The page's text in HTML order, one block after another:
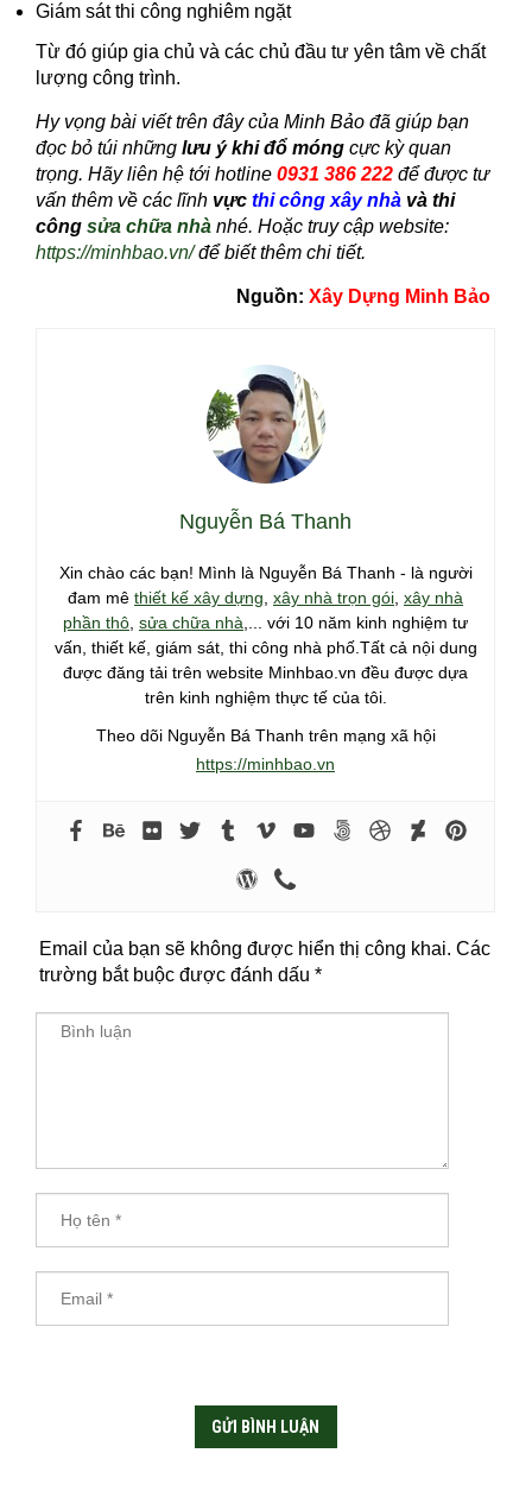
Giám sát thi công nghiêm ngặt
Từ đó giúp gia chủ và các chủ đầu tư yên tâm về chất
lượng công trình.
Hy vọng bài viết trên đây của Minh Bảo đã giúp bạn
đọc bỏ túi những lưu ý khi đổ móng cực kỳ quan
trọng. Hãy liên hệ tới hotline 0931 386 222 để được tư
vấn thêm về các lĩnh vực thi công xây nhà và thi
công sửa chữa nhà nhé. Hoặc truy cập website:
https://minhbao.vn/để biết thêm chi tiết.
Nguồn: Xây Dựng Minh Bảo
Nguyễn Bá Thanh
Xin chào các bạn! Mình là Nguyễn Bá Thanh - là người
đam mê thiết kế xây dựng, xây nhà trọn gói, xây nhà
phần thô, sửa chữa nhà,... với 10 năm kinh nghiệm tư
vấn, thiết kế, giám sát, thi công nhà phố.Tất cả nội dung
được đăng tải trên website Minhbao.vn đều được dựa
trên kinh nghiệm thực tế của tôi.
Theo dõi Nguyễn Bá Thanh trên mạng xã hội
https://minhbao.vn
Email của bạn sẽ không được hiển thị công khai. Các
trường bắt buộc được đánh dấu *